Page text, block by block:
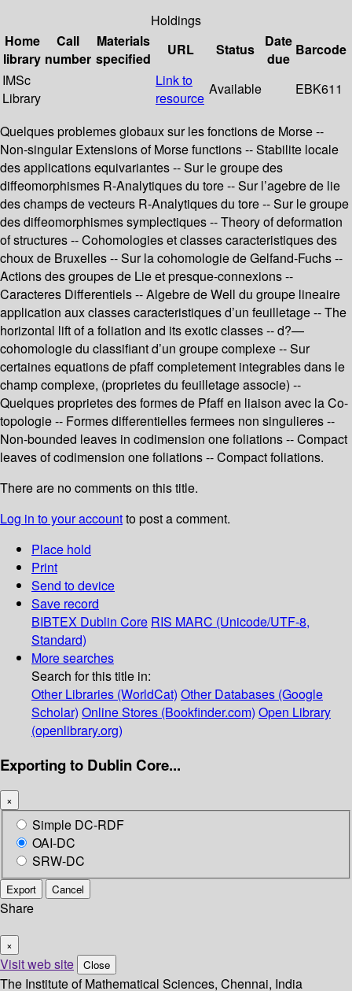
Holdings
Home
library
Call
number
Materials
specified
URL Status
Date
due
Barcode
IMSc
Library
Link to
resource
Available EBK611
Quelques problemes globaux sur les fonctions de Morse --
Non-singular Extensions of Morse functions -- Stabilite locale
des applications equivariantes -- Sur le groupe des
diffeomorphismes R-Analytiques du tore -- Sur l’agebre de lie
des champs de vecteurs R-Analytiques du tore -- Sur le groupe
des diffeomorphismes symplectiques -- Theory of deformation
of structures -- Cohomologies et classes caracteristiques des
choux de Bruxelles -- Sur la cohomologie de Gelfand-Fuchs --
Actions des groupes de Lie et presque-connexions --
Caracteres Differentiels -- Algebre de Well du groupe lineaire
application aux classes caracteristiques d’un feuilletage -- The
horizontal lift of a foliation and its exotic classes -- d?—
cohomologie du classifiant d’un groupe complexe -- Sur
certaines equations de pfaff completement integrables dans le
champ complexe, (proprietes du feuilletage associe) --
Quelques proprietes des formes de Pfaff en liaison avec la Co-
topologie -- Formes differentielles fermees non singulieres --
Non-bounded leaves in codimension one foliations -- Compact
leaves of codimension one foliations -- Compact foliations.
There are no comments on this title.
Log in to your accountto post a comment.
Place hold
Print
Send to device
Save record
BIBTEX Dublin Core RIS MARC (Unicode/UTF-8,
Standard)
More searches
Search for this title in:
Other Libraries (WorldCat) Other Databases (Google
Scholar) Online Stores (Bookfinder.com) Open Library
(openlibrary.org)
Exporting to Dublin Core...
×
Simple DC-RDF
OAI-DC
SRW-DC
Export Cancel
Share
×
Visit web site Close
The Institute of Mathematical Sciences, Chennai, India